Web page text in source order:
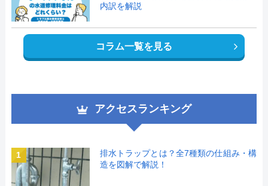
内訳を解説
コラム一覧を見る
アクセスランキング
1
排水トラップとは？全7種類の仕組み・構
造を図解で解説！